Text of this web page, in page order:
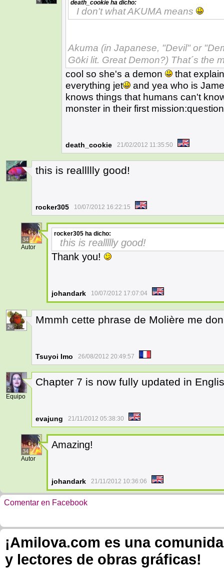
death_cookie ha dicho:
I don't what AKUMA means
Akuma (in Japanese, "Devil" or
Gōki lit. Great Demon?) That´s the
cool so she's a demon
that
everything jet
and yea who is
knows things that humans can't
monster in their first
death_cookie 21/02/2012 11:35:50
1
this is reallllly good!
rocker305 10/07/2012 16:22:15
34
Autor
rocker305 ha dicho:
this is reallllly good!
Thank you!
johandark 10/07/2012 17:07:04
26
Mmmh cette phrase de Molière me
Tsuyoi Imo 26/08/2012 20:49:57
2
Equipo
Chapter 7 is now fully updated in
evajung 21/11/2012 05:38:30
34
Autor
Amazing!
johandark 21/11/2012 10:36:06
Comentar en Facebook
¡Amilova.com es una
y lectores de obras gráficas!